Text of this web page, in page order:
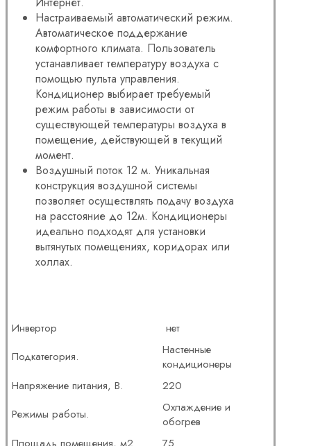
Настраиваемый автоматический режим.
Автоматическое поддержание
комфортного климата. Пользователь
устанавливает температуру воздуха с
помощью пульта управления.
Кондиционер выбирает требуемый
режим работы в зависимости от
существующей температуры воздуха в
помещение, действующей в текущий
момент.
Воздушный поток 12 м. Уникальная
конструкция воздушной системы
позволяет осуществлять подачу воздуха
на расстояние до 12м. Кондиционеры
идеально подходят для установки
вытянутых помещениях, коридорах или
холлах.
Инвертор
нет
Подкатегория.
Настенные
кондиционеры
Напряжение питания, В.
220
Режимы работы.
Охлаждение и
обогрев